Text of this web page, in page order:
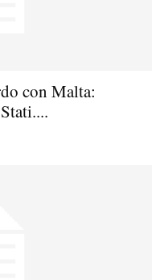
con Malta: